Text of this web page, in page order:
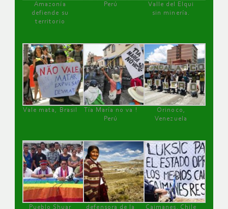
Amazonía
defiende su
territorio
Perú
Valle del Elqui
sin minería.
Vale mata, Brasil
Tía María no va !
Perú
Orinoco,
Venezuela
Pueblo Shuar defensora de la Caimanes, Chile